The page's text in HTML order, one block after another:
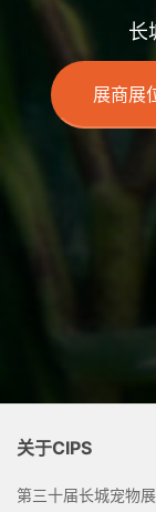
长
展商展
关于CIPS
第三十届长城宠物展